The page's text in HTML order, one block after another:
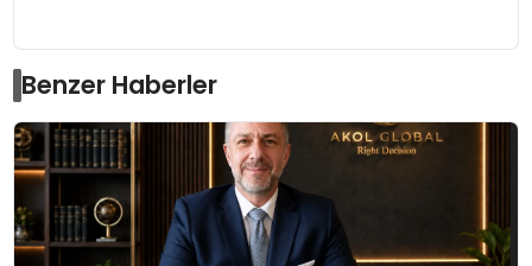
Benzer Haberler